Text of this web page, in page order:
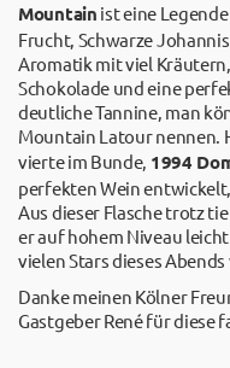
Mountain ist eine
Frucht, Schwarze
Aromatik mit viel
Schokolade und eine
deutliche Tannine, man
Mountain Latour nennen.
vierte im Bunde, 1994
perfekten Wein
Aus dieser Flasche trotz
er auf hohem Niveau
vielen Stars dieses
Danke meinen Kölner
Gastgeber René für diese